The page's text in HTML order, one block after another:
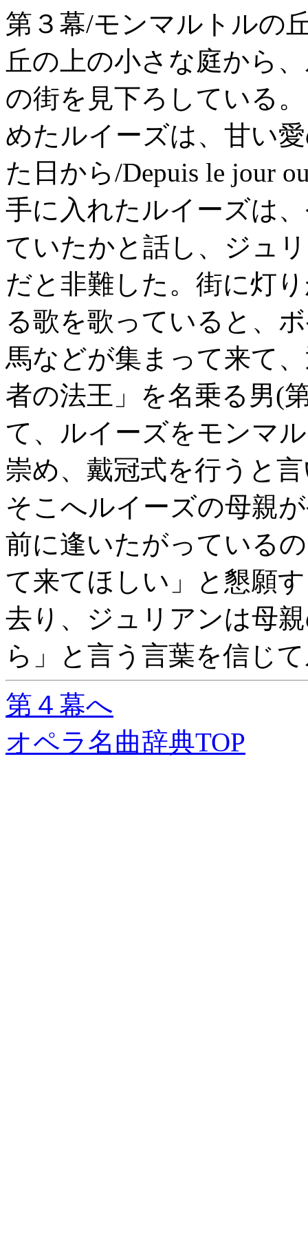
第３幕/モンマルトルの
丘の上の小さな庭から
の街を見下ろしている
めたルイーズは、甘い
た日から/Depuis le jour
手に入れたルイーズは
ていたかと話し、ジュ
だと非難した。街に灯
る歌を歌っていると、
馬などが集まって来て
者の法王」を名乗る男(
て、ルイーズをモンマ
崇め、戴冠式を行うと
そこへルイーズの母親
前に逢いたがっている
て来てほしい」と懇願
去り、ジュリアンは母
ら」と言う言葉を信じ
第４幕へ
オペラ名曲辞典TOP